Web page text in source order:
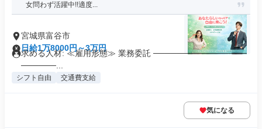
女問わず活躍中!!適度...
宮城県富谷市
日給1万8000円～3万円
求める人材: ≪雇用形態≫ 業務委託 ────────────────
──────...
シフト自由 交通費支給
気になる